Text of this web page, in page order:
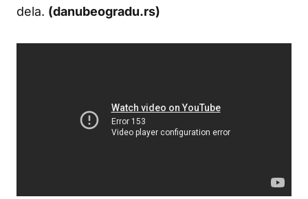
dela. (danubeogradu.rs)